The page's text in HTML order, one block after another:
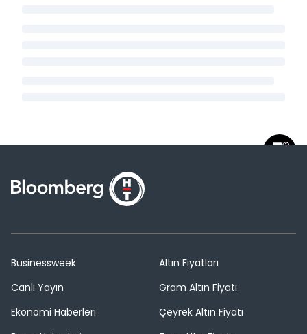
Businessweek
Canlı Yayın
Ekonomi Haberleri
Altın Fiyatları
Gram Altın Fiyatı
Çeyrek Altın Fiyatı